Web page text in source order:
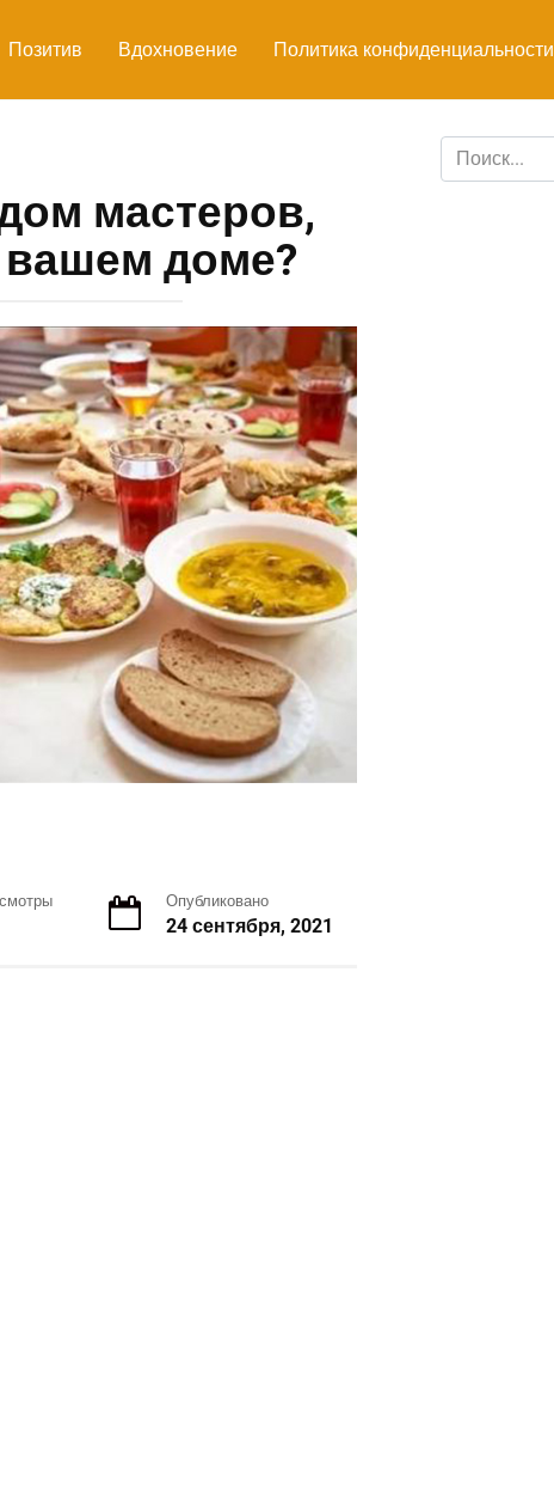
Позитив Вдохновение Политика конфиденциальности
мастеров,
доме?
Опубликовано
24 сентября, 2021
Search
for: